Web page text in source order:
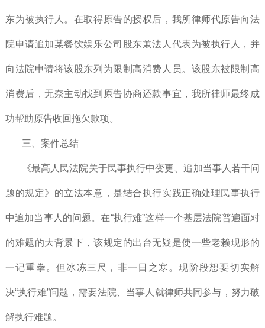
东为被执行人。在取得原告的授权后，我所律师代原告向法
院申请追加某餐饮娱乐公司股东兼法人代表为被执行人，并
向法院申请将该股东列为限制高消费人员。该股东被限制高
消费后，无奈主动找到原告协商还款事宜，我所律师最终成
功帮助原告收回拖欠款项。
三、案件总结
《最高人民法院关于民事执行中变更、追加当事人若干问
题的规定》的立法本意，是结合执行实践正确处理民事执行
中追加当事人的问题。在“执行难”这样一个基层法院普遍面对
的难题的大背景下，该规定的出台无疑是使一些老赖现形的
一记重拳。但冰冻三尺，非一日之寒。现阶段想要切实解
决“执行难”问题，需要法院、当事人就律师共同参与，努力破
解执行难题。